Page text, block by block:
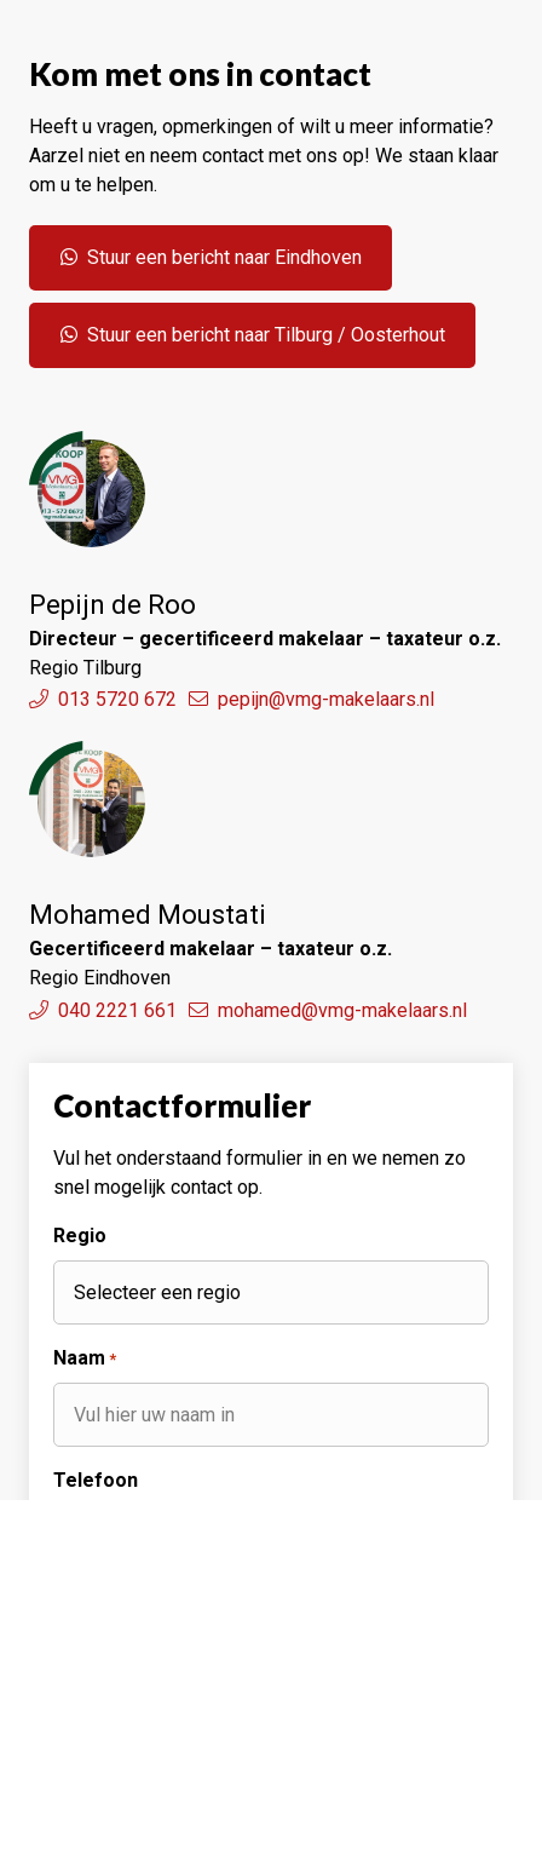
Kom met ons in contact
Heeft u vragen, opmerkingen of wilt u meer informatie?
Aarzel niet en neem contact met ons op! We staan klaar
om u te helpen.
Stuur een bericht naar Eindhoven
Stuur een bericht naar Tilburg / Oosterhout
Pepijn de Roo
Directeur – gecertificeerd makelaar – taxateur o.z.
Regio Tilburg
013 5720 672
pepijn@vmg-makelaars.nl
Mohamed Moustati
Gecertificeerd makelaar – taxateur o.z.
Regio Eindhoven
040 2221 661
mohamed@vmg-makelaars.nl
Contactformulier
Vul het onderstaand formulier in en we nemen zo
snel mogelijk contact op.
Regio
Naam *
Telefoon